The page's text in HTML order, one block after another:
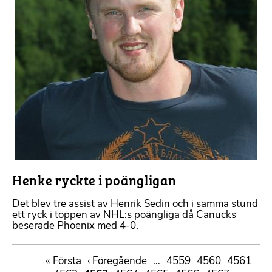
Henke ryckte i poängligan
Det blev tre assist av Henrik Sedin och i samma stund
ett ryck i toppen av NHL:s poängliga då Canucks
beserade Phoenix med 4-0.
Paginering
First
« Första
Föregående
‹ Föregående … Sida
4559 Sida
4560 Sida
4561